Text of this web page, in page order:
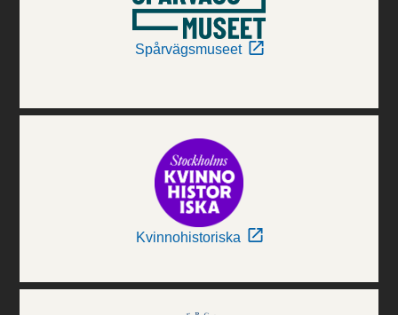
Spårvägsmuseet
Kvinnohistoriska